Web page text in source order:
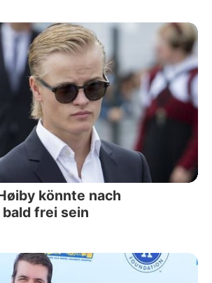
könnte nach
frei sein